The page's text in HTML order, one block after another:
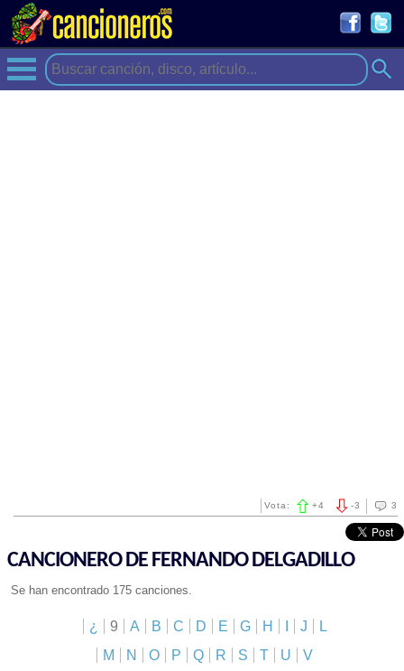
3
-3
Vota: +4
CANCIONERO DE FERNANDO DELGADILLO
Se han encontrado 175 canciones.
¿ 9 A B C D E G H J
L
M
N O P Q R S T U V